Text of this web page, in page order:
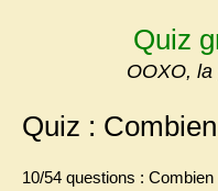
Quiz
OOXO,
Quiz :
10/54 questions :